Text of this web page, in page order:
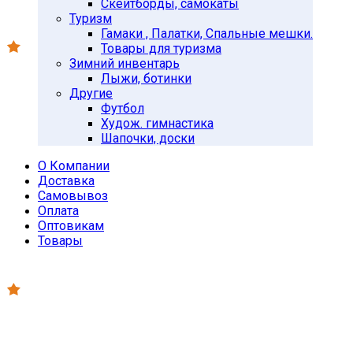
Скейтборды, самокаты
Туризм
Гамаки , Палатки, Спальные мешки.
Товары для туризма
Зимний инвентарь
Лыжи, ботинки
Другие
Футбол
Худож. гимнастика
Шапочки, доски
О Компании
Доставка
Самовывоз
Оплата
Оптовикам
Товары